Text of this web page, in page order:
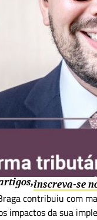
inscreva-se
contribuiu com
impactos da sua